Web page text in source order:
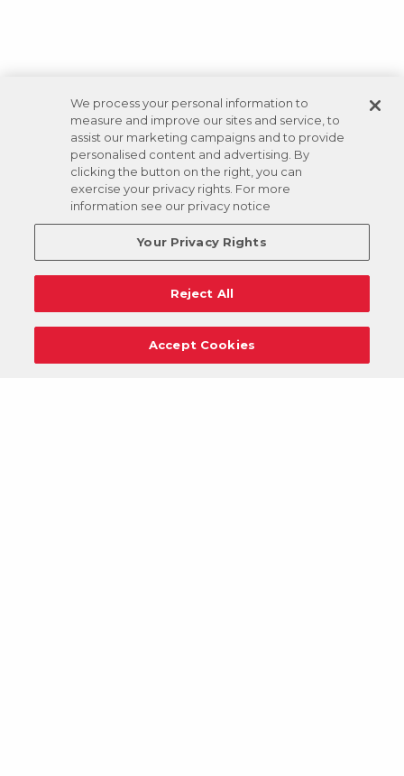
We process your personal information to
measure and improve our sites and service, to
assist our marketing campaigns and to provide
personalised content and advertising. By
clicking the button on the right, you can
exercise your privacy rights. For more
information see our privacy notice
Your Privacy Rights
Reject All
Accept Cookies